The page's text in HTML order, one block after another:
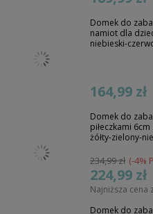
Domek do
namiot dla
niebieski-
164,99 zł
Domek do
piłeczkami
żółty-zielony-
234,99 zł (-4%
224,99 zł
Najniższa cena
Domek do